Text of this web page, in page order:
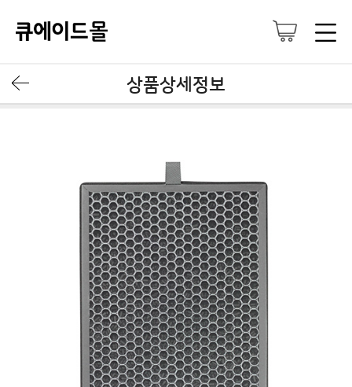
상품상세정보